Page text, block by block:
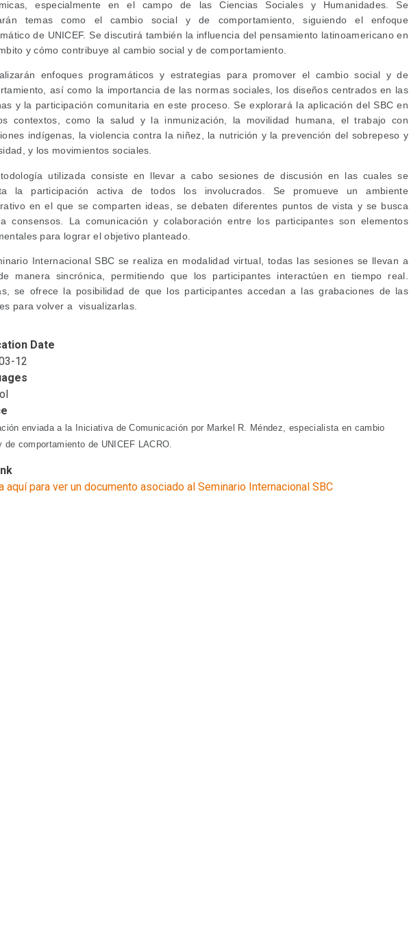
especialmente en el campo de las Ciencias Sociales y Humanidades. Se
temas como el cambio social y de comportamiento, siguiendo el enfoque
de UNICEF. Se discutirá también la influencia del pensamiento latinoamericano en
y cómo contribuye al cambio social y de comportamiento.
enfoques programáticos y estrategias para promover el cambio social y de
así como la importancia de las normas sociales, los diseños centrados en las
y la participación comunitaria en este proceso. Se explorará la aplicación del SBC en
contextos, como la salud y la inmunización, la movilidad humana, el trabajo con
indígenas, la violencia contra la niñez, la nutrición y la prevención del sobrepeso y
y los movimientos sociales.
utilizada consiste en llevar a cabo sesiones de discusión en las cuales se
la participación activa de todos los involucrados. Se promueve un ambiente
en el que se comparten ideas, se debaten diferentes puntos de vista y se busca
consensos. La comunicación y colaboración entre los participantes son elementos
para lograr el objetivo planteado.
Internacional SBC se realiza en modalidad virtual, todas las sesiones se llevan a
manera sincrónica, permitiendo que los participantes interactúen en tiempo real.
se ofrece la posibilidad de que los participantes accedan a las grabaciones de las
para volver a visualizarlas.
Date
12
enviada a la Iniciativa de Comunicación por Markel R. Méndez, especialista en cambio
de comportamiento de UNICEF LACRO.
aquí para ver un documento asociado al Seminario Internacional SBC